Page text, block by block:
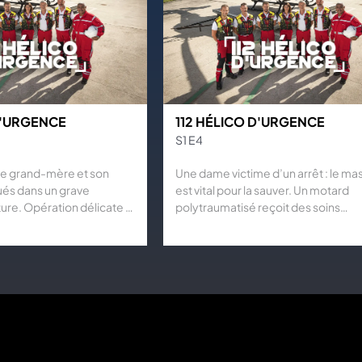
grand-mère et son
dans un grave
Opération délicate : il
112 HÉLICO D'URGENCE
S1 E4
Une dame victime d’un arrêt : le
est vital pour la sauver. Un motard
polytraumatisé reçoit des soins